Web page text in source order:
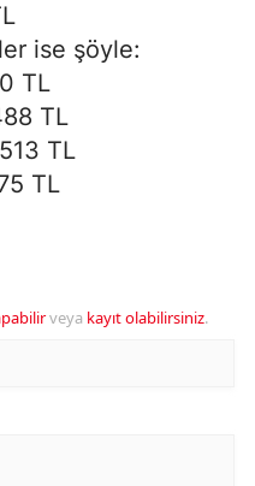
ise şöyle:
TL
TL
TL
TL
veya kayıt olabilirsiniz.